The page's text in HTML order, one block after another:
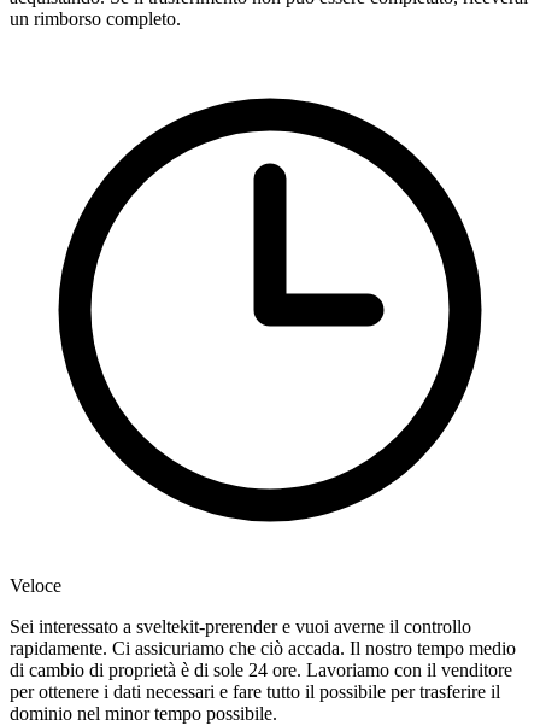
un rimborso completo.
Veloce
Sei interessato a sveltekit-prerender e vuoi averne il controllo
rapidamente. Ci assicuriamo che ciò accada. Il nostro tempo medio
di cambio di proprietà è di sole 24 ore. Lavoriamo con il venditore
per ottenere i dati necessari e fare tutto il possibile per trasferire il
dominio nel minor tempo possibile.